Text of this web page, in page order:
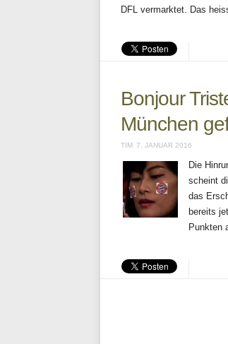
DFL vermarktet. Das
Bonjour
München
TIM 7. JANUAR 2016
Die
scheint
das
bereits
Punkten